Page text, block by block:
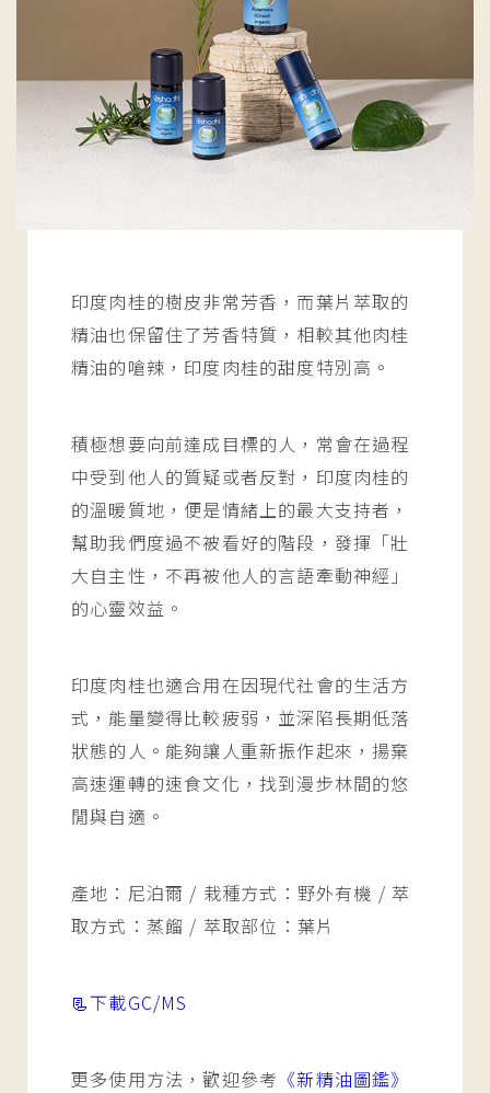
印度肉桂的樹皮非常芳香，而葉片萃取的
精油也保留住了芳香特質，相較其他肉桂
精油的嗆辣，印度肉桂的甜度特別高。
積極想要向前達成目標的人，常會在過程
中受到他人的質疑或者反對，印度肉桂的
的溫暖質地，便是情緒上的最大支持者，
幫助我們度過不被看好的階段，發揮「壯
大自主性，不再被他人的言語牽動神經」
的心靈效益。
印度肉桂也適合用在因現代社會的生活方
式，能量變得比較疲弱，並深陷長期低落
狀態的人。能夠讓人重新振作起來，揚棄
高速運轉的速食文化，找到漫步林間的悠
閒與自適。
產地：尼泊爾 / 栽種方式：野外有機 / 萃
取方式：蒸餾 / 萃取部位：葉片
📃下載GC/MS
更多使用方法，歡迎參考 《新精油圖鑑》